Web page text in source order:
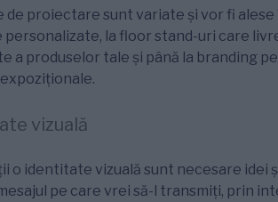
de proiectare sunt variate și vor fi
personalizate, la floor stand-uri care
a produselor tale și până la branding
vizuală
o identitate vizuală sunt necesare
pe care vrei să-l transmiți, prin